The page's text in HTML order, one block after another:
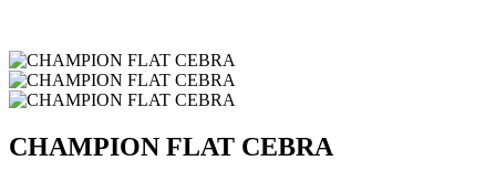
CHAMPION FLAT CEBRA